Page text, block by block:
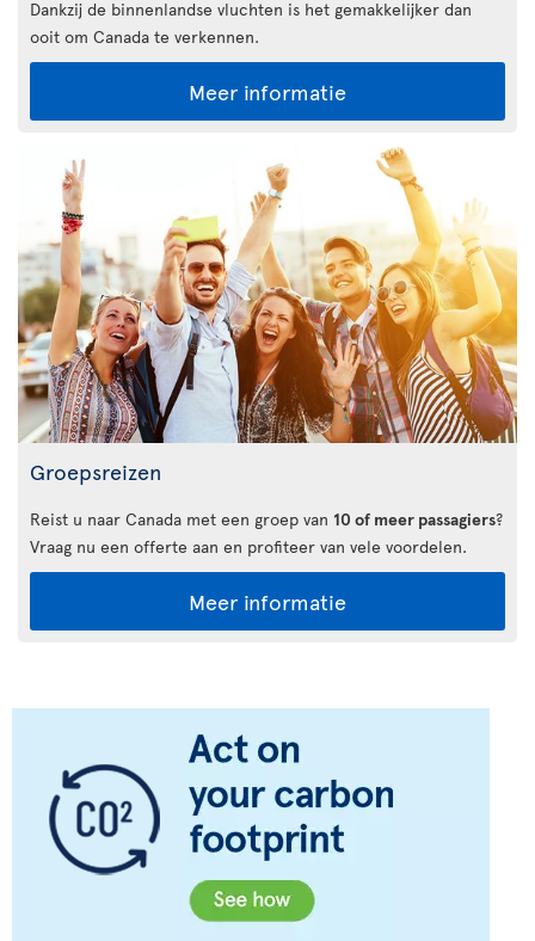
Dankzij de binnenlandse vluchten is het gemakkelijker dan
ooit om Canada te verkennen.
Meer informatie
Groepsreizen
Reist u naar Canada met een groep van 10 of meer passagiers?
Vraag nu een offerte aan en profiteer van vele voordelen.
Meer informatie